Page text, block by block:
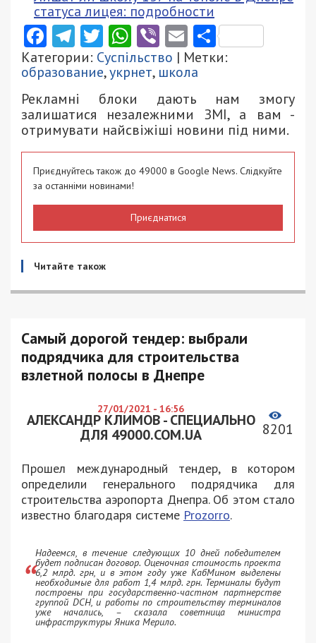
статуса лицея: подробности
Facebook
Telegram
Twitter
WhatsApp
ViberEmail
Категории: Суспільство | Метки:
образование,укрнет, школа
Рекламні блоки дають нам змогу
залишатися незалежними ЗМІ, а вам -
отримувати найсвіжіші новини під ними.
Приєднуйтесь також до 49000 в Google News. Слідкуйте
за останніми новинами!
Приєднатися
Читайте також
Самый дорогой тендер: выбрали
подрядчика для строительства
взлетной полосы в Днепре
27/01/2021 - 16:56
АЛЕКСАНДР КЛИМОВ - СПЕЦИАЛЬНО
ДЛЯ 49000.COM.UA
8201
Прошел международный тендер, в котором
определили генерального подрядчика для
строительства аэропорта Днепра. Об этом стало
известно благодаря системе Prozorro.
Надеемся, в течение следующих 10 дней победителем
будет подписан договор. Оценочная стоимость проекта
6,2 млрд. грн, и в этом году уже КабМином выделены
необходимые для работ 1,4 млрд. грн. Терминалы будут
построены при государственно-частном партнерстве
группой DCH, и работы по строительству терминалов
уже начались, – сказала советница министра
инфраструктуры Яника Мерило.